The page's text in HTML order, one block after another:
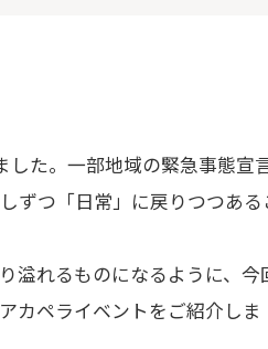
した。一部地域の緊急事態宣
ずつ「日常」に戻りつつある
溢れるものになるように、今
カペライベントをご紹介しま